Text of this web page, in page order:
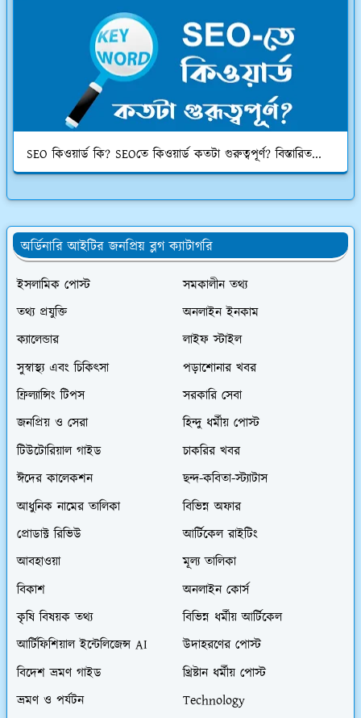
SEO কিওয়ার্ড কি? SEOতে কিওয়ার্ড কতটা গুরুত্বপূর্ণ? বিস্তারিত...
অর্ডিনারি আইটির জনপ্রিয় ব্লগ ক্যাটাগরি
ইসলামিক পোস্ট
সমকালীন তথ্য
তথ্য প্রযুক্তি
অনলাইন ইনকাম
ক্যালেন্ডার
লাইফ স্টাইল
সুস্বাস্থ্য এবং চিকিৎসা
পড়াশোনার খবর
ফ্রিল্যান্সিং টিপস
সরকারি সেবা
জনপ্রিয় ও সেরা
হিন্দু ধর্মীয় পোস্ট
টিউটোরিয়াল গাইড
চাকরির খবর
ঈদের কালেকশন
ছন্দ-কবিতা-স্ট্যাটাস
আধুনিক নামের তালিকা
বিভিন্ন অফার
প্রোডাক্ট রিভিউ
আর্টিকেল রাইটিং
আবহাওয়া
মূল্য তালিকা
বিকাশ
অনলাইন কোর্স
কৃষি বিষয়ক তথ্য
বিভিন্ন ধর্মীয় আর্টিকেল
আর্টিফিশিয়াল ইন্টেলিজেন্স AI
উদাহরণের পোস্ট
বিদেশ ভ্রমণ গাইড
খ্রিষ্টান ধর্মীয় পোস্ট
ভ্রমণ ও পর্যটন
Technology